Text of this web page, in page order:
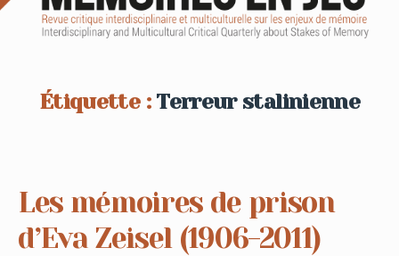
Étiquette : Terreur stalinienne
Les mémoires de prison
d’Eva Zeisel (1906-2011)